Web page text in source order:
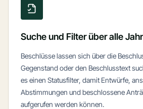
Suche und Filter über alle
Beschlüsse lassen sich über die
Gegenstand oder den Beschlusstext
es einen Statusfilter, damit Entwürfe,
Abstimmungen und beschlossene
aufgerufen werden können.